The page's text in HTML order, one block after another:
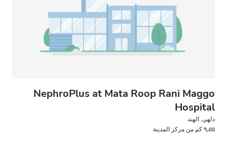
NephroPlus at Mata Roop Rani Maggo
Hospital
دلهي, الهند
٩٫٥٥ كم من مركز المدينة